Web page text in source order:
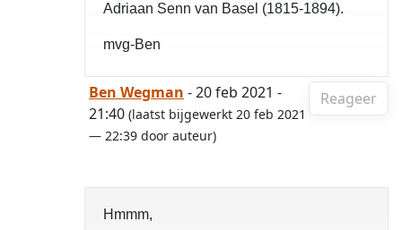
Adriaan Senn van Basel (1815-1894).
mvg-Ben
Reageer
Ben Wegman - 20 feb 2021 -
21:40 (laatst bijgewerkt 20 feb 2021
— 22:39 door auteur)
Hmmm,